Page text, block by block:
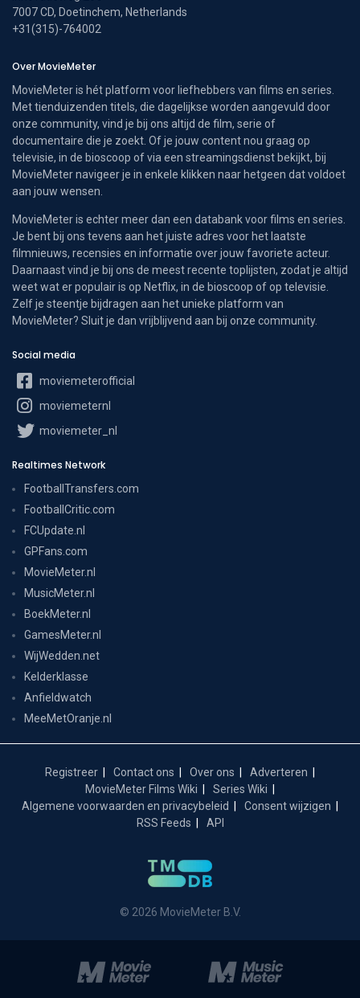
7007 CD, Doetinchem, Netherlands
+31(315)-764002
Over MovieMeter
MovieMeter is hét platform voor liefhebbers van films en series.
Met tienduizenden titels, die dagelijkse worden aangevuld door
onze community, vind je bij ons altijd de film, serie of
documentaire die je zoekt. Of je jouw content nou graag op
televisie, in de bioscoop of via een streamingsdienst bekijkt, bij
MovieMeter navigeer je in enkele klikken naar hetgeen dat voldoet
aan jouw wensen.
MovieMeter is echter meer dan een databank voor films en series.
Je bent bij ons tevens aan het juiste adres voor het laatste
filmnieuws, recensies en informatie over jouw favoriete acteur.
Daarnaast vind je bij ons de meest recente toplijsten, zodat je altijd
weet wat er populair is op Netflix, in de bioscoop of op televisie.
Zelf je steentje bijdragen aan het unieke platform van
MovieMeter? Sluit je dan vrijblijvend aan bij onze community.
Social media
moviemeterofficial
moviemeternl
moviemeter_nl
Realtimes Network
FootballTransfers.com
FootballCritic.com
FCUpdate.nl
GPFans.com
MovieMeter.nl
MusicMeter.nl
BoekMeter.nl
GamesMeter.nl
WijWedden.net
Kelderklasse
Anfieldwatch
MeeMetOranje.nl
Registreer Contact ons Over ons
Adverteren
MovieMeter Films Wiki
Series Wiki
Algemene voorwaarden en privacybeleid
Consent wijzigen
RSS Feeds
API
© 2026 MovieMeter B.V.